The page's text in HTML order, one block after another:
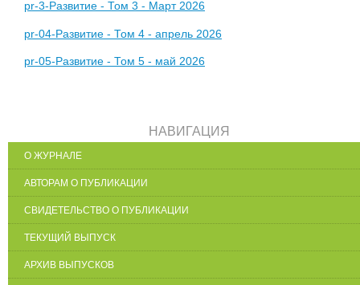
pr-3-Развитие - Том 3 - Март 2026
pr-04-Развитие - Том 4 - апрель 2026
pr-05-Развитие - Том 5 - май 2026
НАВИГАЦИЯ
О ЖУРНАЛЕ
АВТОРАМ О ПУБЛИКАЦИИ
СВИДЕТЕЛЬСТВО О ПУБЛИКАЦИИ
ТЕКУЩИЙ ВЫПУСК
АРХИВ ВЫПУСКОВ